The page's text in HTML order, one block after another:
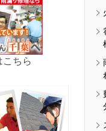
こちら